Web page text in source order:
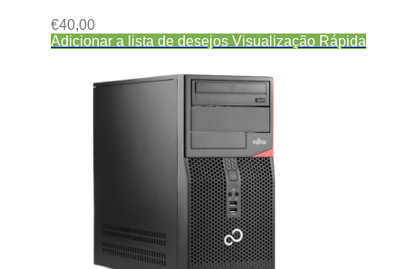
€40,00
Adicionar a lista de desejos Visualização Rápida